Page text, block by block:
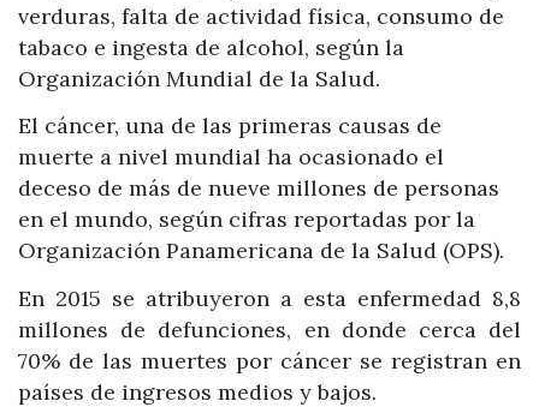
verduras, falta de actividad física, consumo de
tabaco e ingesta de alcohol, según la
Organización Mundial de la Salud.
El cáncer, una de las primeras causas de
muerte a nivel mundial ha ocasionado el
deceso de más de nueve millones de personas
en el mundo, según cifras reportadas por la
Organización Panamericana de la Salud (OPS).
En 2015 se atribuyeron a esta enfermedad 8,8
millones de defunciones, en donde cerca del
70% de las muertes por cáncer se registran en
países de ingresos medios y bajos.